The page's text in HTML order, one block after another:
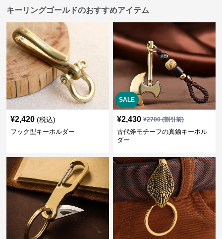
キーリングゴールドのおすすめアイテム
¥2,420 (税込)
フック型キーホルダー
SALE
¥2,430 ¥2700(割引前)
古代斧モチーフの真鍮キーホル
ダー